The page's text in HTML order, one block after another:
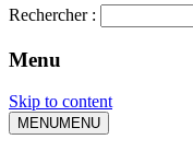
Rechercher :
Menu
Skip to content
MENUMENU